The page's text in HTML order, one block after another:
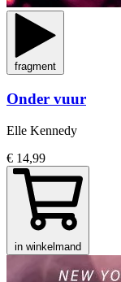
fragment
Onder vuur
Elle Kennedy
€ 14,99
in winkelmand